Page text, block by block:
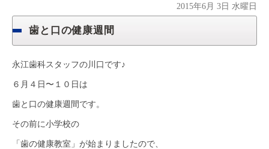
2015年6月 3日 水曜日
歯と口の健康週間
永江歯科スタッフの川口です♪
６月４日〜１０日は
歯と口の健康週間です。
その前に小学校の
「歯の健康教室」が始まりましたので、